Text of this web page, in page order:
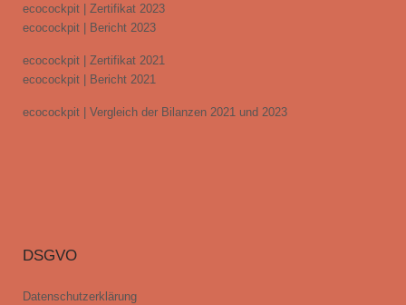
ecocockpit | Zertifikat 2023
ecocockpit | Bericht 2023
ecocockpit | Zertifikat 2021
ecocockpit | Bericht 2021
ecocockpit | Vergleich der Bilanzen 2021 und 2023
DSGVO
Datenschutzerklärung